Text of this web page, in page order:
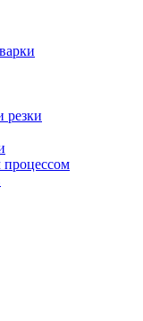
резки
процессом